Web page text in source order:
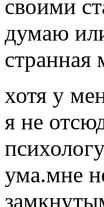
своими
думаю
странная
хотя у
я не
ума.мне